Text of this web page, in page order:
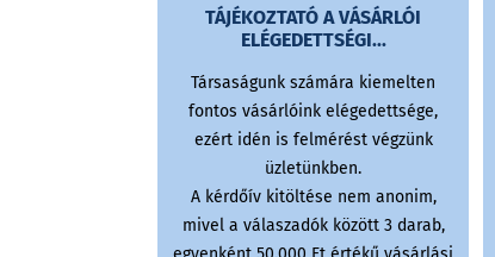
TÁJÉKOZTATÓ A VÁSÁRLÓI
ELÉGEDETTSÉGI...
Társaságunk számára kiemelten
fontos vásárlóink elégedettsége,
ezért idén is felmérést végzünk
üzletünkben.
A kérdőív kitöltése nem anonim,
mivel a válaszadók között 3 darab,